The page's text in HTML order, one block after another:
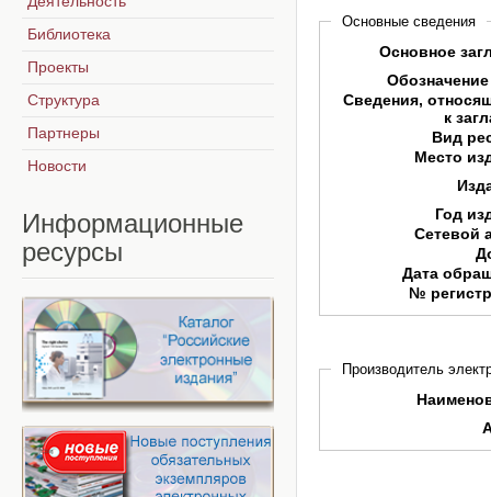
Основные сведения
Основное
Сведения,
к
Вид
Место
Год
Сетевой
Дата
№
Производитель
Библиотека
Проекты
Структура
Партнеры
Новости
Информационные
ресурсы